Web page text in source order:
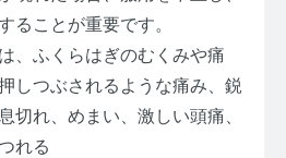
ることが重要です。
、ふくらはぎのむくみや痛
しつぶされるような痛み、鋭
切れ、めまい、激しい頭痛、
れる